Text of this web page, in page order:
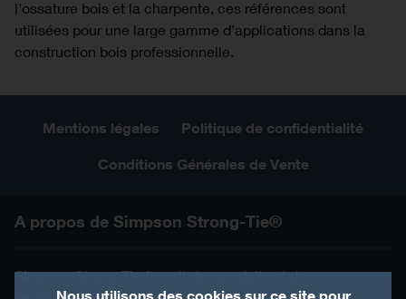
l’ossature bois et la charpente, ces références sont
utilisées pour une large gamme d’applications dans la
construction bois professionnelle.
Mentions légales Politique de confidentialité
Conditions Générales de Vente
A propos de Simpson Strong-Tie®
Simpson Strong Tie fournit des produits et des
Nous utilisons des cookies sur ce site pour